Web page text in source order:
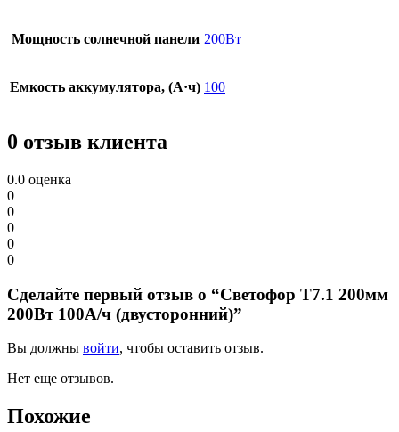
Мощность солнечной панели 200Вт
Емкость аккумулятора, (А·ч) 100
0 отзыв клиента
0.0 оценка
0
0
0
0
0
Сделайте первый отзыв о “Светофор Т7.1 200мм
200Вт 100А/ч (двусторонний)”
Вы должны войти, чтобы оставить отзыв.
Нет еще отзывов.
Похожие